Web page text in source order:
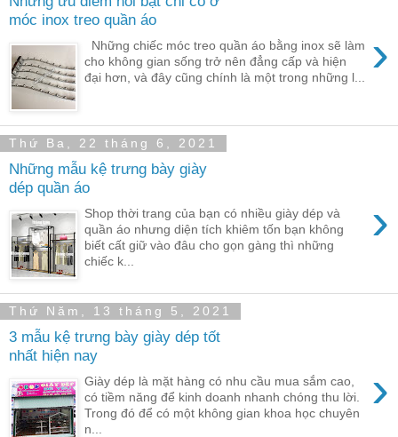
móc inox treo quần áo
›
Những chiếc móc treo quần áo bằng inox sẽ làm
cho không gian sống trở nên đẳng cấp và hiện
đại hơn, và đây cũng chính là một trong những l...
Thứ Ba, 22 tháng 6, 2021
Những mẫu kệ trưng bày giày
dép quần áo
›
Shop thời trang của bạn có nhiều giày dép và
quần áo nhưng diện tích khiêm tốn bạn không
biết cất giữ vào đâu cho gọn gàng thì những
chiếc k...
Thứ Năm, 13 tháng 5, 2021
3 mẫu kệ trưng bày giày dép tốt
nhất hiện nay
›
Giày dép là mặt hàng có nhu cầu mua sắm cao,
có tiềm năng để kinh doanh nhanh chóng thu lời.
Trong đó để có một không gian khoa học chuyên
n...